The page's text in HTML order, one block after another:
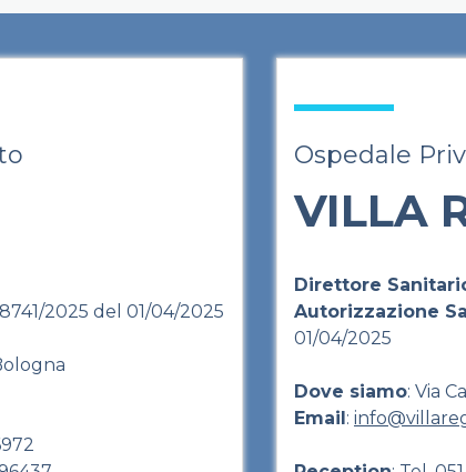
2025 del 01/04/2025
Ospedale
VILLA
Direttore
Autorizzazione
01/04/2025
Dove siamo: Via
Email: